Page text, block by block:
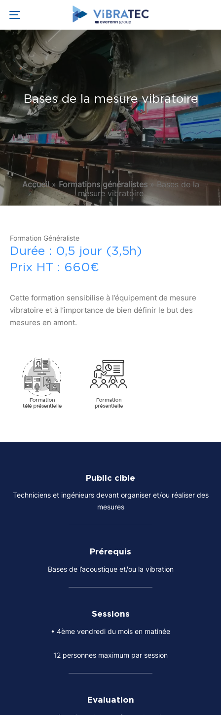
Bases de la mesure vibratoire
Accueil» Formations généralistes» Bases de la
mesure vibratoire
Formation Généraliste
Durée : 0,5 jour (3,5h)
Prix HT : 660€
Cette formation sensibilise à l’équipement de mesure
vibratoire et à l’importance de bien définir le but des
mesures en amont.
Public cible
Techniciens et ingénieurs devant organiser et/ou réaliser des
mesures
Prérequis
Bases de l’acoustique et/ou la vibration
Sessions
• 4ème vendredi du mois en matinée
12 personnes maximum par session
Evaluation